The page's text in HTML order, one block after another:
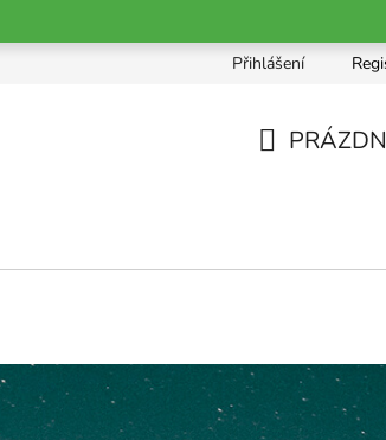
Přihlášení